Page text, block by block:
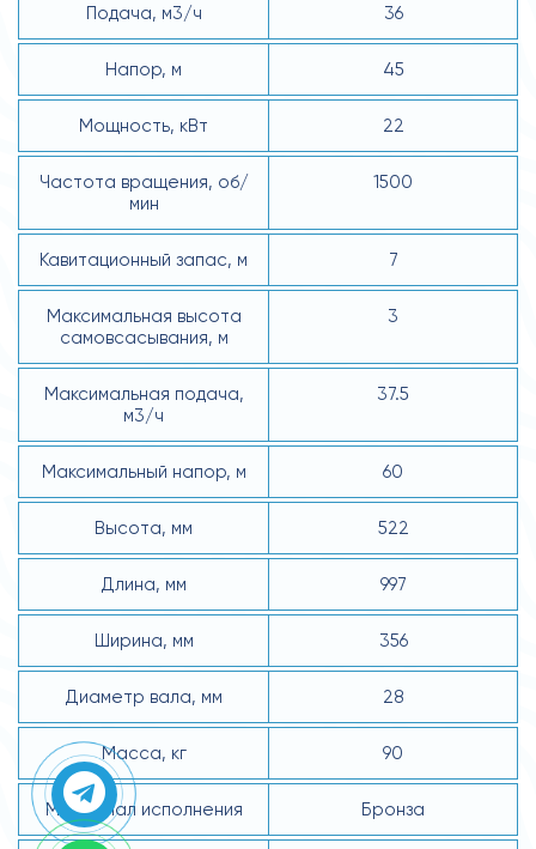
Подача, м3/ч 36
Напор, м 45
Мощность, кВт 22
Частота вращения, об/
мин
1500
Кавитационный запас, м 7
Максимальная высота
самовсасывания, м
3
Максимальная подача,
м3/ч
37.5
Максимальный напор, м 60
Высота, мм 522
Длина, мм 997
Ширина, мм 356
Диаметр вала, мм 28
Масса, кг 90
Материал исполнения Бронза